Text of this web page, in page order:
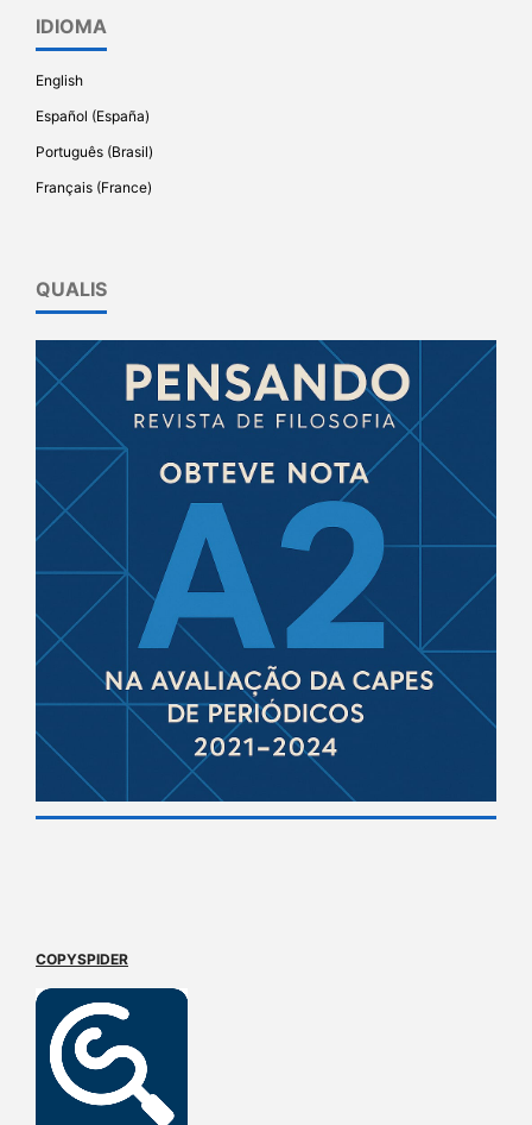
IDIOMA
English
Español (España)
Português (Brasil)
Français (France)
QUALIS
COPYSPIDER